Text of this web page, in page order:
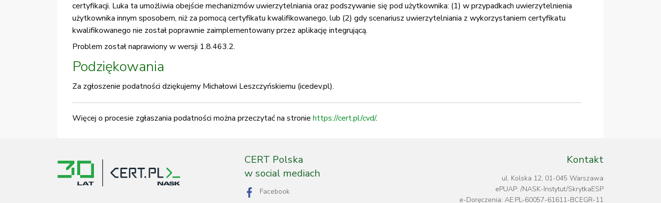
certyfikacji. Luka ta umożliwia obejście mechanizmów uwierzytelniania oraz podszywanie się pod użytkownika: (1) w przypadkach uwierzytelnienia
użytkownika innym sposobem, niż za pomocą certyfikatu kwalifikowanego, lub (2) gdy scenariusz uwierzytelniania z wykorzystaniem certyfikatu
kwalifikowanego nie został poprawnie zaimplementowany przez aplikację integrującą.
Problem został naprawiony w wersji 1.8.463.2.
Podziękowania
Za zgłoszenie podatności dziękujemy Michałowi Leszczyńskiemu (icedev.pl).
Więcej o procesie zgłaszania podatności można przeczytać na stronie https://cert.pl/cvd/.
CERT Polska
w social mediach
Facebook
Kontakt
ul. Kolska 12, 01-045 Warszawa
ePUAP: /NASK-Instytut/SkrytkaESP
e-Doręczenia: AE:PL-60057-61611-BCEGR-11